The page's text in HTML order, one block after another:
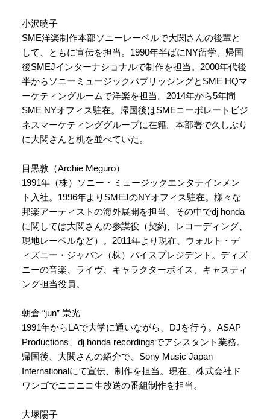
小沢暁子
SME洋楽制作本部ソニーレーベルで大関さんの後輩と
して、ともに宣伝を担当。1990年半ばにNY留学、帰国
後SMEJインターナショナルで制作を担当。2000年代後
半からソニーミュージックパブリッシングとSME HQマ
ーケティングルームで洋楽を担当。2014年から5年間
SME NYオフィス駐在。帰国後はSMEコーポレートビジ
ネスマーケティンググループに在籍。本部署で久しぶり
に大関さんと机を並べていた。
目黒敦（Archie Meguro）
1991年（株）ソニー・ミュージックエンタテインメン
ト入社。1996年よりSMEJのNYオフィス駐在。様々な
邦楽アーティストの海外展開を担当。その中でdj honda
に関しては大関さんの参謀役（契約、レコーディング、
現地レーベルなど）。2011年より現在、ウォルト・デ
ィズニー・ジャパン（株）バイスプレジデント。ディズ
ニーの音楽、ライヴ、キャラクターボイス、キャスティ
ング担当役員。
朝倉 “jun” 崇光
1991年からLAで大学に通いながら、DJを行う。ASAP
Productions、dj honda recordingsでアシスタント業務。
帰国後、大関さんの紹介で、Sony Music Japan
Internationalにて宣伝、制作を担当。現在、株式会社ド
ワンゴでニコニコ生放送の番組制作を担当。
大塚陽子